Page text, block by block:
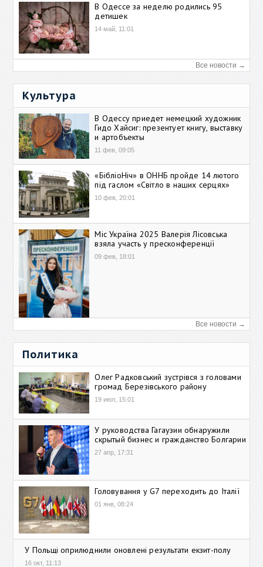
В Одессе за неделю родились 95
детишек
14 май, 11:01
Все новости →
Культура
В Одессу приедет немецкий художник
Гидо Хайсиг: презентует книгу, выставку
и артобъекты
11 фев, 09:05
«БібліоНіч» в ОННБ пройде 14 лютого
під гаслом «Світло в наших серцях»
10 фев, 20:01
Міс Україна 2025 Валерія Лісовська
взяла участь у пресконференції
09 фев, 18:01
Все новости →
Политика
Олег Радковський зустрівся з головами
громад Березівського району
19 июл, 15:01
У руководства Гагаузии обнаружили
скрытый бизнес и гражданство Болгарии
27 апр, 17:31
Головування у G7 переходить до Італії
01 янв, 08:24
У Польщі оприлюднили оновлені результати екзит-полу
16 окт, 11:13